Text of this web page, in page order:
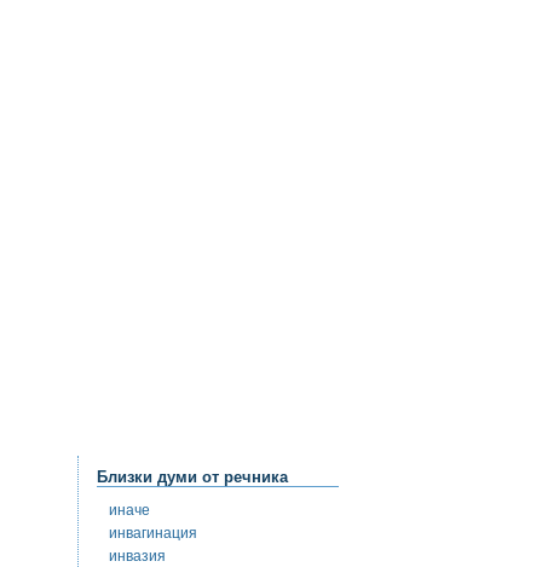
Близки думи от речника
иначе
инвагинация
инвазия